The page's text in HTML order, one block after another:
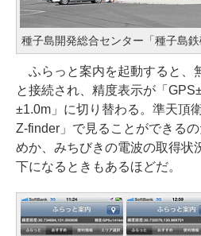
種子島開発総合センター「種子島鉄
ふらっと案内を起動すると、
と接続され、精度表示が「
±1.0m」に切り替わる。準天頂
Z-finder」で見ることができる
めか、みちびきの電波の取得状
下になるときもあるほどだ。